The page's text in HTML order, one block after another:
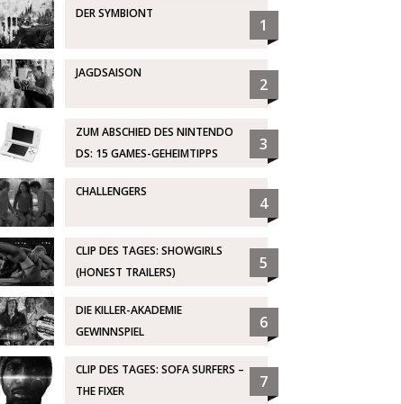
DER SYMBIONT
1
JAGDSAISON
2
ZUM ABSCHIED DES NINTENDO
DS: 15 GAMES-GEHEIMTIPPS
3
CHALLENGERS
4
CLIP DES TAGES: SHOWGIRLS
(HONEST TRAILERS)
5
DIE KILLER-AKADEMIE
GEWINNSPIEL
6
CLIP DES TAGES: SOFA SURFERS –
THE FIXER
7